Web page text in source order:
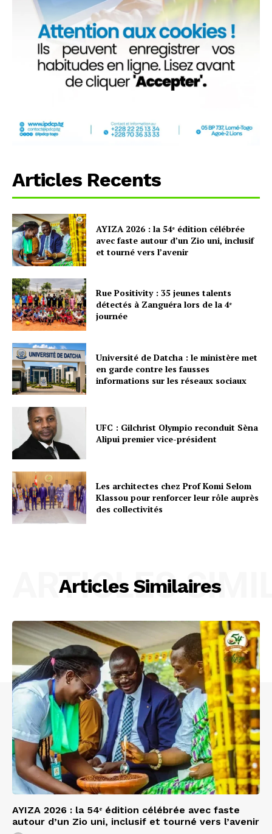
Articles Recents
AYIZA 2026 : la 54ᵉ édition célébrée
avec faste autour d’un Zio uni, inclusif
et tourné vers l’avenir
Rue Positivity : 35 jeunes talents
détectés à Zanguéra lors de la 4ᵉ
journée
Université de Datcha : le ministère met
en garde contre les fausses
informations sur les réseaux sociaux
UFC : Gilchrist Olympio reconduit Sèna
Alipui premier vice-président
Les architectes chez Prof Komi Selom
Klassou pour renforcer leur rôle auprès
des collectivités
Articles Similaires
ARTICLES
AYIZA 2026 : la 54ᵉ édition célébrée avec faste
autour d’un Zio uni, inclusif et tourné vers l’avenir